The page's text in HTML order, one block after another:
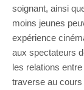
soignant, ainsi
moins jeunes
expérience
aux spectateurs
les relations
traverse au cours